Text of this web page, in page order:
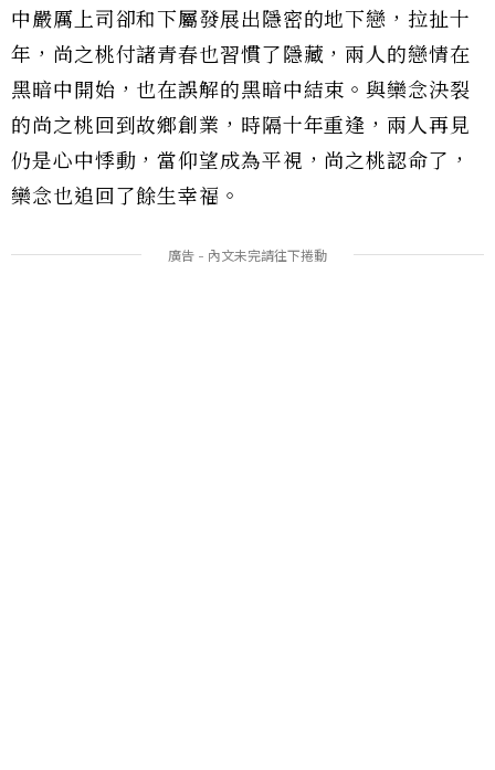
中嚴厲上司卻和下屬發展出隱密的地下戀，拉扯十
年，尚之桃付諸青春也習慣了隱藏，兩人的戀情在
黑暗中開始，也在誤解的黑暗中結束。與欒念決裂
的尚之桃回到故鄉創業，時隔十年重逢，兩人再見
仍是心中悸動，當仰望成為平視，尚之桃認命了，
欒念也追回了餘生幸福。